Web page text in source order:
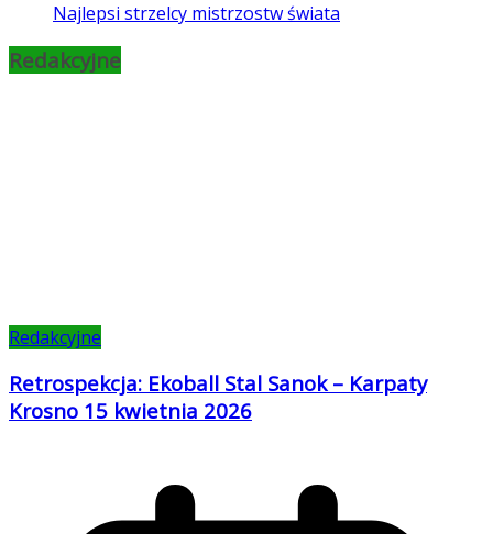
Najlepsi strzelcy mistrzostw świata
Redakcyjne
Redakcyjne
Retrospekcja: Ekoball Stal Sanok – Karpaty
Krosno 15 kwietnia 2026